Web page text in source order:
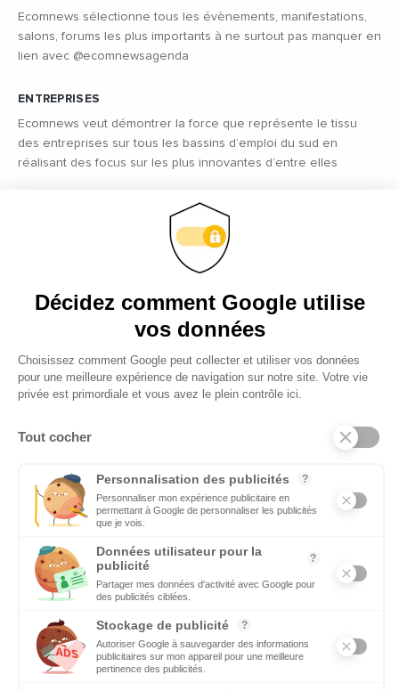
Ecomnews sélectionne tous les évènements, manifestations,
salons, forums les plus importants à ne surtout pas manquer en
lien avec @ecomnewsagenda
ENTREPRISES
Ecomnews veut démontrer la force que représente le tissu
des entreprises sur tous les bassins d’emploi du sud en
réalisant des focus sur les plus innovantes d’entre elles
Retrouvez tous les reportages et interviews de terrain réalisés
par nos journalistes professionnels sur les acteurs régionaux
EMPLOI
C’est une priorité pour Ecomnews d’aider les personnes qui
recherchent un emploi ou une formation. Retrouvez aussi les
offres d’emploi des entreprises
Quels sont les décideurs qui font l’actualité économique et
Copyright © 2026 - Tous droits réservés
Qui sommes-nous ?
Contact